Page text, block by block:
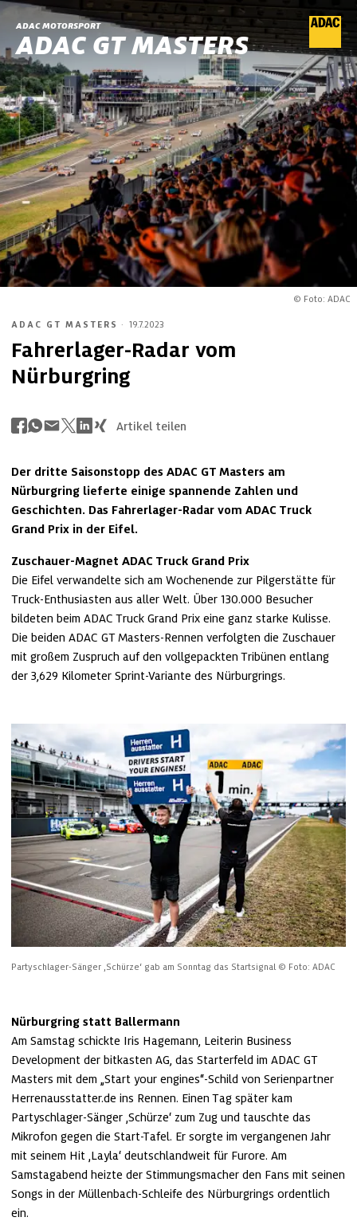
ADAC MOTORSPORT
ADAC GT MASTERS
© Foto: ADAC
ADAC GT MASTERS · 19.7.2023
Fahrerlager-Radar vom
Nürburgring
Artikel teilen
Der dritte Saisonstopp des ADAC GT Masters am
Nürburgring lieferte einige spannende Zahlen und
Geschichten. Das Fahrerlager-Radar vom ADAC Truck
Grand Prix in der Eifel.
Zuschauer-Magnet ADAC Truck Grand Prix
Die Eifel verwandelte sich am Wochenende zur Pilgerstätte für
Truck-Enthusiasten aus aller Welt. Über 130.000 Besucher
bildeten beim ADAC Truck Grand Prix eine ganz starke Kulisse.
Die beiden ADAC GT Masters-Rennen verfolgten die Zuschauer
mit großem Zuspruch auf den vollgepackten Tribünen entlang
der 3,629 Kilometer Sprint-Variante des Nürburgrings.
Partyschlager-Sänger ‚Schürze‘ gab am Sonntag das Startsignal © Foto: ADAC
Nürburgring statt Ballermann
Am Samstag schickte Iris Hagemann, Leiterin Business
Development der bitkasten AG, das Starterfeld im ADAC GT
Masters mit dem „Start your engines“-Schild von Serienpartner
Herrenausstatter.de ins Rennen. Einen Tag später kam
Partyschlager-Sänger ‚Schürze‘ zum Zug und tauschte das
Mikrofon gegen die Start-Tafel. Er sorgte im vergangenen Jahr
mit seinem Hit ‚Layla‘ deutschlandweit für Furore. Am
Samstagabend heizte der Stimmungsmacher den Fans mit seinen
Songs in der Müllenbach-Schleife des Nürburgrings ordentlich
ein.